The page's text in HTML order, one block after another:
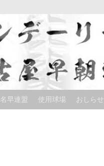
名早連盟 使用球場 おしらせ